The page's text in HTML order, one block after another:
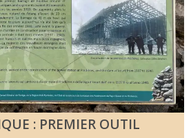
: PREMIER OUTIL